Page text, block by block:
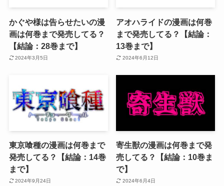
かぐや様は告らせたいの漫
画は何巻まで発売してる？
【結論：28巻まで】
2024年3月5日
アオハライドの漫画は何巻
まで発売してる？【結論：
13巻まで】
2024年6月12日
東京喰種の漫画は何巻まで
発売してる？【結論：14巻
まで】
2024年9月24日
寄生獣の漫画は何巻まで発
売してる？【結論：10巻ま
で】
2024年6月4日